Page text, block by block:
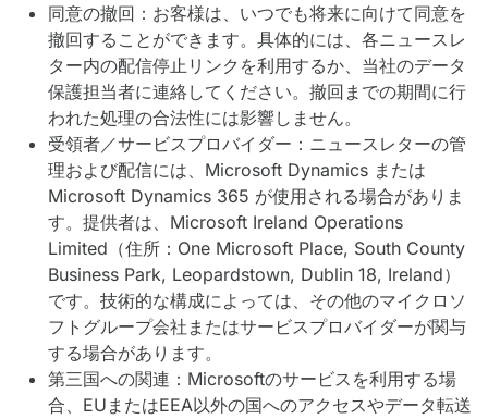
同意の撤回：お客様は、いつでも将来に向けて同意を
撤回することができます。具体的には、各ニュースレ
ター内の配信停止リンクを利用するか、当社のデータ
保護担当者に連絡してください。撤回までの期間に行
われた処理の合法性には影響しません。
受領者／サービスプロバイダー：ニュースレターの管
理および配信には、Microsoft Dynamics または
Microsoft Dynamics 365 が使用される場合がありま
す。提供者は、Microsoft Ireland Operations
Limited（住所：One Microsoft Place, South County
Business Park, Leopardstown, Dublin 18, Ireland）
です。技術的な構成によっては、その他のマイクロソ
フトグループ会社またはサービスプロバイダーが関与
する場合があります。
第三国への関連：Microsoftのサービスを利用する場
合、EUまたはEEA以外の国へのアクセスやデータ転送